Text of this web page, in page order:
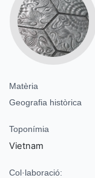
Matèria
Geografia històrica
Toponímia
Vietnam
Col·laboració: